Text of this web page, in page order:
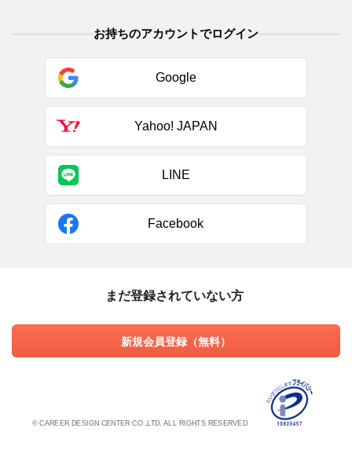
お持ちのアカウントでログイン
Google
Yahoo! JAPAN
LINE
Facebook
まだ登録されていない方
新規会員登録（無料）
© CAREER DESIGN CENTER CO.,LTD. ALL RIGHTS RESERVED